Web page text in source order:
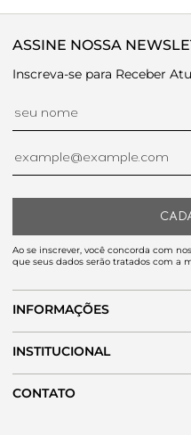
ASSINE NOSSA
Inscreva-se para Receber
Ao se inscrever, você concorda com
que seus dados serão tratados com a
INFORMAÇÕES
INSTITUCIONAL
CONTATO